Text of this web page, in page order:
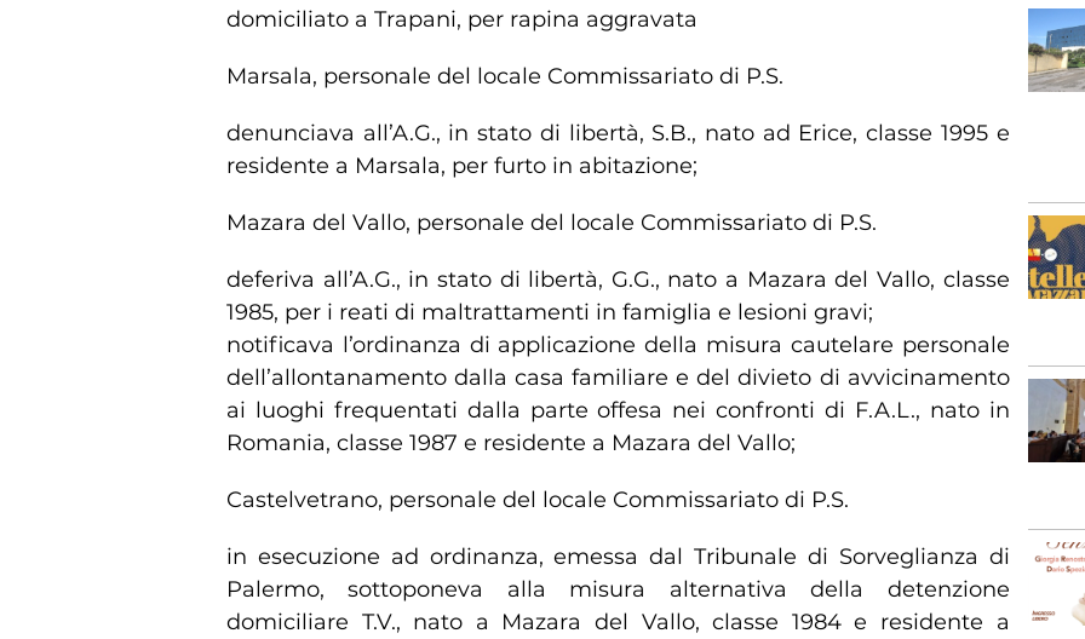
domiciliato a Trapani, per rapina aggravata
Marsala, personale del locale Commissariato di P.S.
denunciava all’A.G., in stato di libertà, S.B., nato ad Erice, classe 1995 e
residente a Marsala, per furto in abitazione;
Mazara del Vallo, personale del locale Commissariato di P.S.
deferiva all’A.G., in stato di libertà, G.G., nato a Mazara del Vallo, classe
1985, per i reati di maltrattamenti in famiglia e lesioni gravi;
notificava l’ordinanza di applicazione della misura cautelare personale
dell’allontanamento dalla casa familiare e del divieto di avvicinamento
ai luoghi frequentati dalla parte offesa nei confronti di F.A.L., nato in
Romania, classe 1987 e residente a Mazara del Vallo;
Castelvetrano, personale del locale Commissariato di P.S.
in esecuzione ad ordinanza, emessa dal Tribunale di Sorveglianza di
Palermo, sottoponeva alla misura alternativa della detenzione
domiciliare T.V., nato a Mazara del Vallo, classe 1984 e residente a